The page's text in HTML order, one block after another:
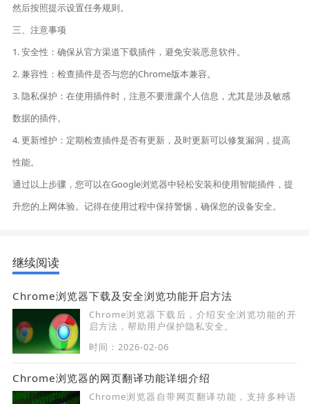
然后按照提示设置任务规则。
三、注意事项
1. 安全性：确保从官方渠道下载插件，避免安装恶意软件。
2. 兼容性：检查插件是否与您的Chrome版本兼容。
3. 隐私保护：在使用插件时，注意不要泄露个人信息，尤其是涉及敏感
数据的插件。
4. 更新维护：定期检查插件是否有更新，及时更新可以修复漏洞，提高
性能。
通过以上步骤，您可以在Google浏览器中轻松安装和使用智能插件，提
升您的上网体验。记得在使用过程中保持警惕，确保您的设备安全。
继续阅读
Chrome浏览器下载及安全浏览功能开启方法
Chrome浏览器下载后，介绍安全浏览功能的开
启方法，帮助用户保护隐私安全。
时间：2026-02-06
Chrome浏览器的网页翻译功能详细介绍
Chrome浏览器自带网页翻译功能，支持多种语